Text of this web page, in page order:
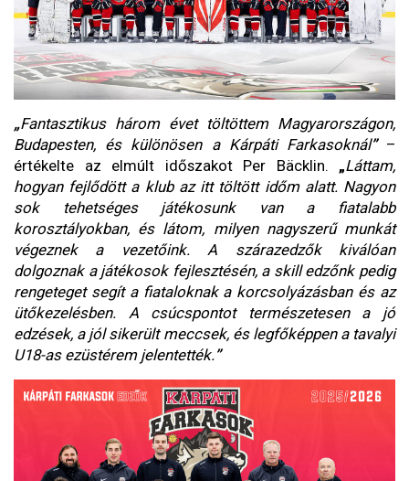
„Fantasztikus három évet töltöttem Magyarországon,
Budapesten, és különösen a Kárpáti Farkasoknál”–
értékelte az elmúlt időszakot Per Bäcklin. „Láttam,
hogyan fejlődött a klub az itt töltött időm alatt. Nagyon
sok tehetséges játékosunk van a fiatalabb
korosztályokban, és látom, milyen nagyszerű munkát
végeznek a vezetőink. A szárazedzők kiválóan
dolgoznak a játékosok fejlesztésén, a skill edzőnk pedig
rengeteget segít a fiataloknak a korcsolyázásban és az
ütőkezelésben. A csúcspontot természetesen a jó
edzések, a jól sikerült meccsek, és legfőképpen a tavalyi
U18-as ezüstérem jelentették.”